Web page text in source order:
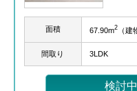
面積 67.90m2（建
間取り 3LDK
検討